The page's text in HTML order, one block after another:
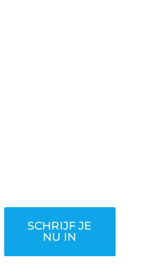
SCHRIJF JE
NU IN